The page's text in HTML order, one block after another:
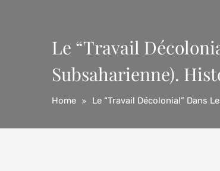
Le “travail
Subsaharienne).
Home Le “travail Décolonial” Dans